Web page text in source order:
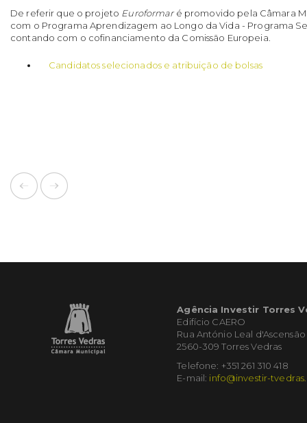
De referir que o projeto Euroformaré promovido pela Câmara
com o Programa Aprendizagem ao Longo da Vida - Programa
contando com o cofinanciamento da Comissão Europeia.
Candidatos selecionados e atribuição de bolsas
Agência Investir Torres
Edifício CAERO
Rua António Leal d'Ascensão
2560-309 Torres Vedras
Telefone: +351 261 310 418
E-mail: info@investir-